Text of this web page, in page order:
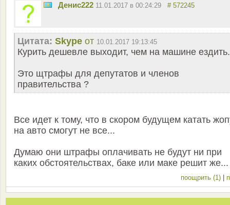
Денис222 11.01.2017 в 00:24:29 # 572245
Цитата: Skype от 10.01.2017 19:13:45
Курить дешевле выходит, чем на машине ездить.
Это щтрафы для депутатов и членов
правительства ?
Все идет к тому, что в скором будущем катать
на авто смогут не все...
Думаю они штрафы оплачивать не будут ни при
каких обстоятельствах, баке или маке решит же...
поощрить (1)